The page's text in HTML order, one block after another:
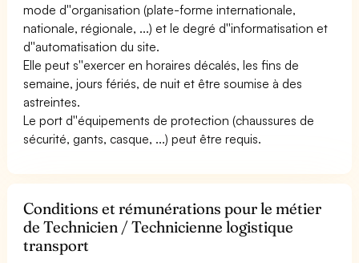
mode d''organisation (plate-forme internationale,
nationale, régionale, ...) et le degré d''informatisation et
d''automatisation du site.
Elle peut s''exercer en horaires décalés, les fins de
semaine, jours fériés, de nuit et être soumise à des
astreintes.
Le port d''équipements de protection (chaussures de
sécurité, gants, casque, ...) peut être requis.
Conditions et rémunérations pour le métier
de Technicien / Technicienne logistique
transport